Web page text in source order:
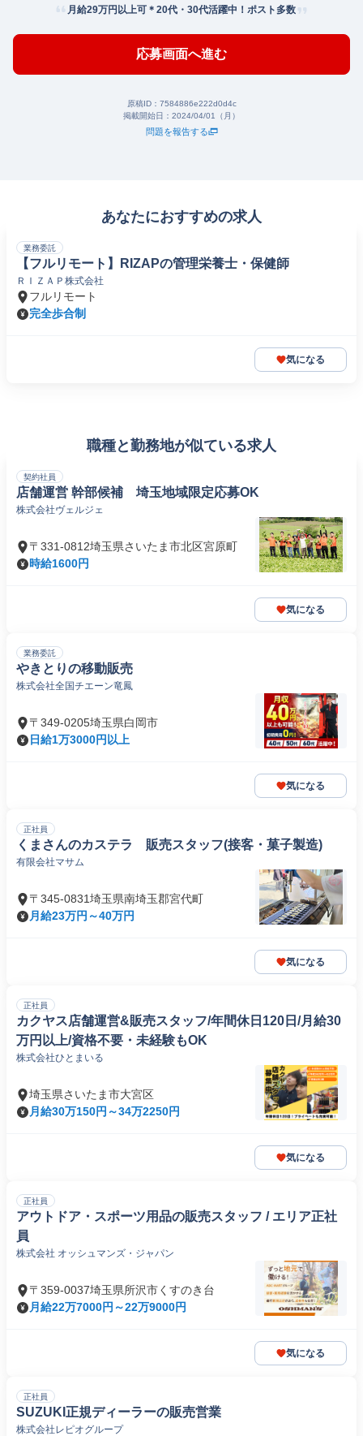
月給29万円以上可＊20代・30代活躍中！ポスト多数
応募画面へ進む
原稿ID： 7584886e222d0d4c
掲載開始日： 2024/04/01（月）
問題を報告する
あなたにおすすめの求人
業務委託
【フルリモート】RIZAPの管理栄養士・保健師
ＲＩＺＡＰ株式会社
フルリモート
完全歩合制
気になる
職種と勤務地が似ている求人
契約社員
店舗運営 幹部候補 埼玉地域限定応募OK
株式会社ヴェルジェ
〒331-0812埼玉県さいたま市北区宮原町
時給1600円
気になる
業務委託
やきとりの移動販売
株式会社全国チエーン竜鳳
〒349-0205埼玉県白岡市
日給1万3000円以上
気になる
正社員
くまさんのカステラ 販売スタッフ(接客・菓子製造)
有限会社マサム
〒345-0831埼玉県南埼玉郡宮代町
月給23万円～40万円
気になる
正社員
カクヤス店舗運営&販売スタッフ/年間休日120日/月給30
万円以上/資格不要・未経験もOK
株式会社ひとまいる
埼玉県さいたま市大宮区
月給30万150円～34万2250円
気になる
正社員
アウトドア・スポーツ用品の販売スタッフ / エリア正社
員
株式会社 オッシュマンズ・ジャパン
〒359-0037埼玉県所沢市くすのき台
月給22万7000円～22万9000円
気になる
正社員
SUZUKI正規ディーラーの販売営業
株式会社レピオグループ